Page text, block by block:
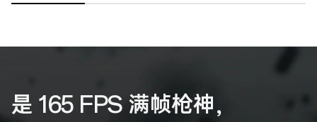
是 165 FPS 满帧枪神，